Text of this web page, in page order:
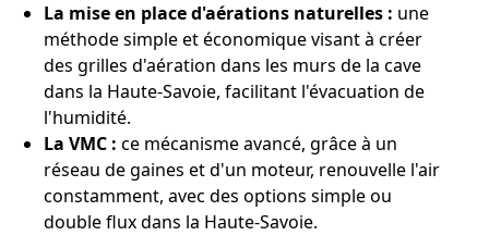
La mise en place d'aérations naturelles : une
méthode simple et économique visant à créer
des grilles d'aération dans les murs de la cave
dans la Haute-Savoie, facilitant l'évacuation de
l'humidité.
La VMC : ce mécanisme avancé, grâce à un
réseau de gaines et d'un moteur, renouvelle l'air
constamment, avec des options simple ou
double flux dans la Haute-Savoie.